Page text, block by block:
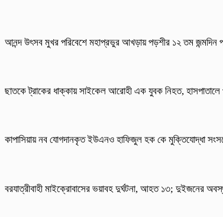
আনন্দ উৎসব মুখর পরিবেশে মহাপ্রভুর আখড়ায় পড়শীর ১২ তম জন্মদিন
ছাতকে ট্রাকের ধাক্কায় সাইকেল আরোহী এক যুবক নিহত, হাসপাতালে
কাপাসিয়ায় নব যোগদানকৃত ইউএনও হাফিজুল হক কে মুক্তিযোদ্ধা
বরযাত্রীবাহী মাইক্রোবাসের ভয়াবহ দুর্ঘটনা, আহত ১৩; দুইজনের